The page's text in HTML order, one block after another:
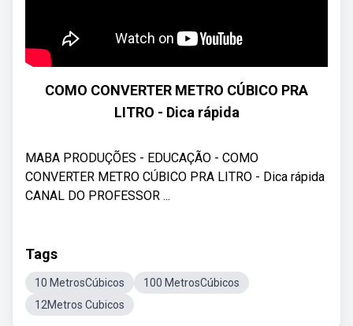
COMO CONVERTER METRO CÚBICO PRA
LITRO - Dica rápida
MABA PRODUÇÕES - EDUCAÇÃO - COMO
CONVERTER METRO CÚBICO PRA LITRO - Dica rápida
CANAL DO PROFESSOR ...
Tags
10 MetrosCúbicos
100 MetrosCúbicos
12Metros Cubicos